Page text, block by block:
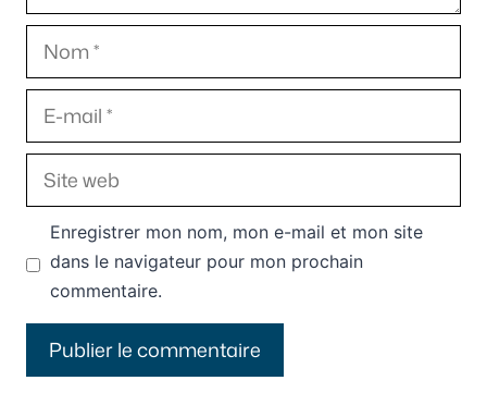
Nom
E-
mail
Site
web
Enregistrer mon nom, mon e-mail et mon site
dans le navigateur pour mon prochain
commentaire.